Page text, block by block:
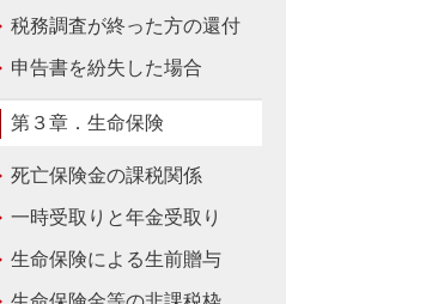
税務調査が終った方の還付
申告書を紛失した場合
第３章．生命保険
死亡保険金の課税関係
一時受取りと年金受取り
生命保険による生前贈与